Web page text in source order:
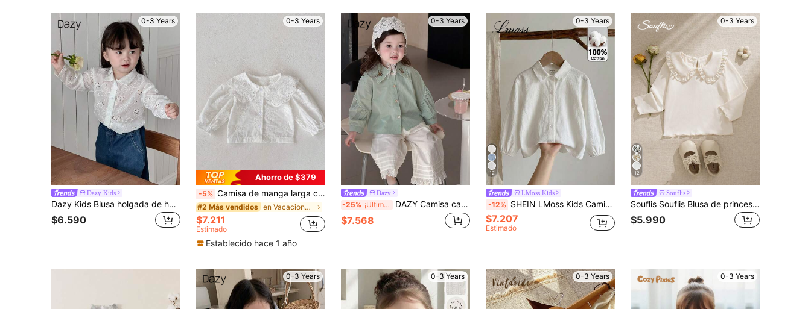
0-3 Years
Dazy Kids
Dazy Kids Blusa holgada de hombros sueltos semitransparente de unicolor para niña, para primavera, verano y otoño, ropa de otoño para niños pequeños, blusas de manga larga para mujer
$6.590
0-3 Years
Ahorro de $379
-5% Camisa de manga larga con cuello bordado para bebé niña, primavera y otoño
#2 Más vendidos en Vacaciones Tops para niñas
$7.211
Estimado
Establecido hace 1 año
0-3 Years
Dazy
-25% ¡Últimos 3 días DAZY Camisa casual de manga larga con solapa y bordado floral para niña bebé, abotonada sencilla, primavera, para niños pequeños
$7.568
0-3 Years
12
LMoss Kids
-12% SHEIN LMoss Kids Camisa de manga larga holgada con cuello para niña, textura blanca, temporada de regreso a clases
$7.207
Estimado
0-3 Years
12
Souflis
Souflis Souflis Blusa de princesa con cuello de volantes de manga larga y estilo francés para niñas bebés, adecuada para vacaciones, viajes, regalos de cumpleaños, fiestas, primavera/otoño
$5.990
0-3 Years 0-3 Years 0-3 Years 0-3 Years